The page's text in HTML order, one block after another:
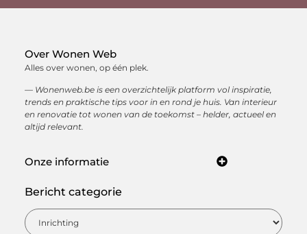
Over Wonen Web
Alles over wonen, op één plek.
— Wonenweb.be is een overzichtelijk platform vol inspiratie,
trends en praktische tips voor in en rond je huis. Van interieur
en renovatie tot wonen van de toekomst – helder, actueel en
altijd relevant.
Onze informatie
Bericht categorie